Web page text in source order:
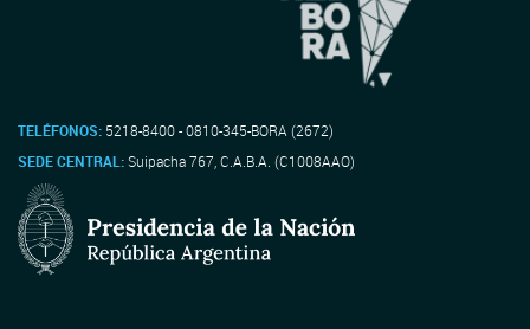
TELÉFONOS: 5218-8400 - 0810-345-BORA (2672)
SEDE CENTRAL:Suipacha 767, C.A.B.A. (C1008AAO)